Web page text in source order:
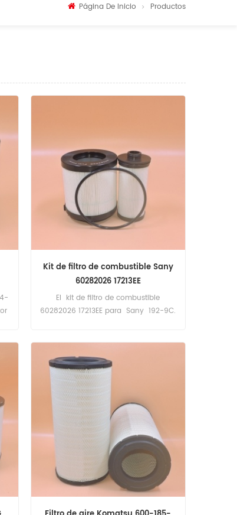
Página De Inicio Productos
Kit de filtro de combustible Sany
60282026 17213EE
El kit de filtro de combustible
60282026 17213EE para Sany 192-9C.